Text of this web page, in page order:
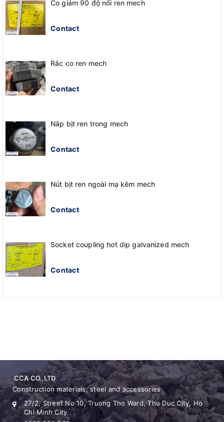
Co giảm 90 độ nối ren mech
Contact
Rắc co ren mech
Contact
Nắp bịt ren trong mech
Contact
Nút bịt ren ngoài mạ kẽm mech
Contact
Socket coupling hot dip galvanized mech
Contact
CCA CO.,LTD
Construction materials, steel and accessories
27/2, Street No 10, Truong Tho Ward, Thu Duc City, Ho
Chi Minh City